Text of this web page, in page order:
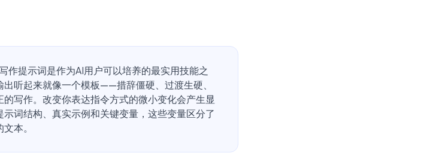
作提示词是作为AI用户可以培养的最实用技能之
听起来就像一个模板——措辞僵硬、过渡生硬、
写作。改变你表达指令方式的微小变化会产生显
词结构、真实示例和关键变量，这些变量区分了
本。